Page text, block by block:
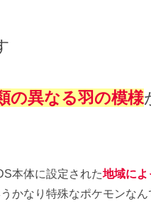
の異なる羽の模様
本体に設定された地域によ
かなり特殊なポケモンなん